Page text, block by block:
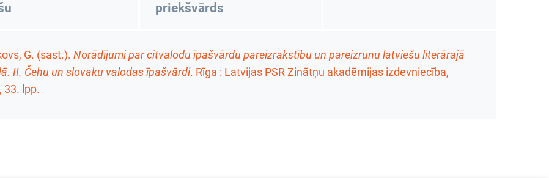
priekšvārds
G. (sast.). Norādījumi par citvalodu īpašvārdu pareizrakstību un pareizrunu latviešu literārajā
II. Čehu un slovaku valodas īpašvārdi. Rīga : Latvijas PSR Zinātņu akadēmijas izdevniecība,
33. lpp.